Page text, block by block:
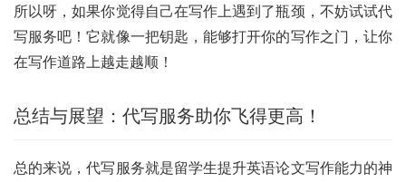
所以呀，如果你觉得自己在写作上遇到了瓶颈，不妨试试代
写服务吧！它就像一把钥匙，能够打开你的写作之门，让你
在写作道路上越走越顺！
总结与展望：代写服务助你飞得更高！
总的来说，代写服务就是留学生提升英语论文写作能力的神